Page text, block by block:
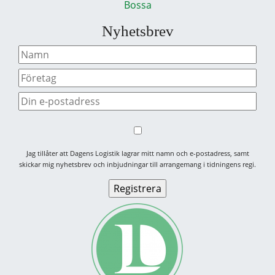
Bossa
Nyhetsbrev
Jag tillåter att Dagens Logistik lagrar mitt namn och e-postadress, samt
skickar mig nyhetsbrev och inbjudningar till arrangemang i tidningens regi.